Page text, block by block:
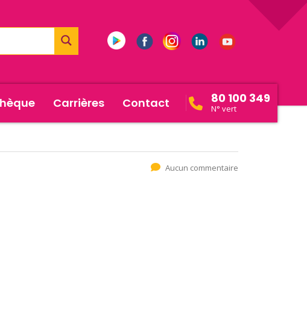
Carrières Contact 80 100 349
N° vert
Aucun commentaire